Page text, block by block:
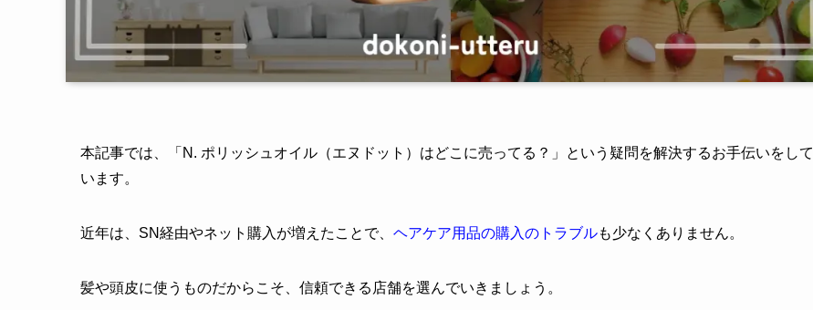
本記事では、「N. ポリッシュオイル（エヌドット）はどこに売ってる？」という疑問を解決するお手伝いをして
います。
近年は、SN経由やネット購入が増えたことで、 ヘアケア用品の購入のトラブルも少なくありません。
髪や頭皮に使うものだからこそ、信頼できる店舗を選んでいきましょう。